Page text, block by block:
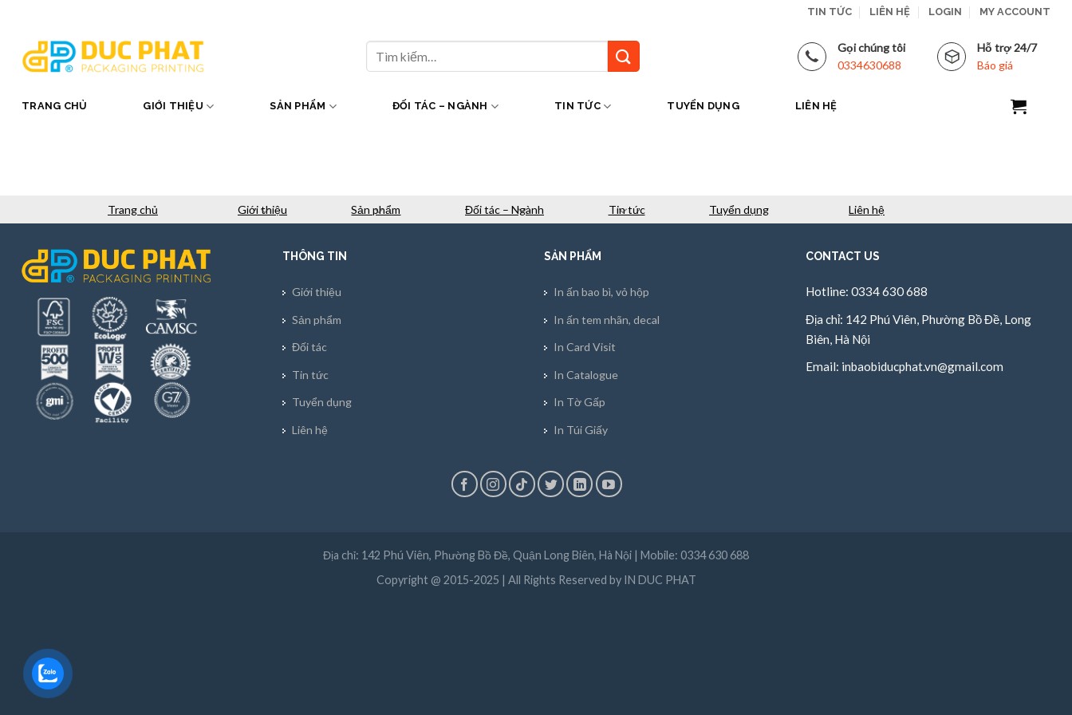
content
TIN TỨC LIÊN HỆ LOGIN MY ACCOUNT
kiếm:
Gọi chúng tôi
0334630688
Hỗ trợ 24/7
Báo giá
TRANG CHỦ GIỚI THIỆU SẢN PHẨM ĐỐI TÁC – NGÀNH TIN TỨC TUYỂN DỤNG LIÊN HỆ
Trang chủ Giới thiệu Sản phẩm Đối tác – Ngành Tin tức Tuyển dụng Liên hệ
THÔNG TIN
Giới thiệu
Sản phẩm
Đối tác
Tin tức
Tuyển dụng
Liên hệ
SẢN PHẨM
In ấn bao bì, vỏ hộp
In ấn tem nhãn, decal
In Card Visit
In Catalogue
In Tờ Gấp
In Túi Giấy
CONTACT US
Hotline: 0334 630 688
Địa chỉ: 142 Phú Viên, Phường Bồ Đề, Long
Biên, Hà Nội
Email: inbaobiducphat.vn@gmail.com
Địa chỉ: 142 Phú Viên, Phường Bồ Đề, Quận Long Biên, Hà Nội | Mobile: 0334 630 688
Copyright @ 2015-2025 | All Rights Reserved by IN DUC PHAT